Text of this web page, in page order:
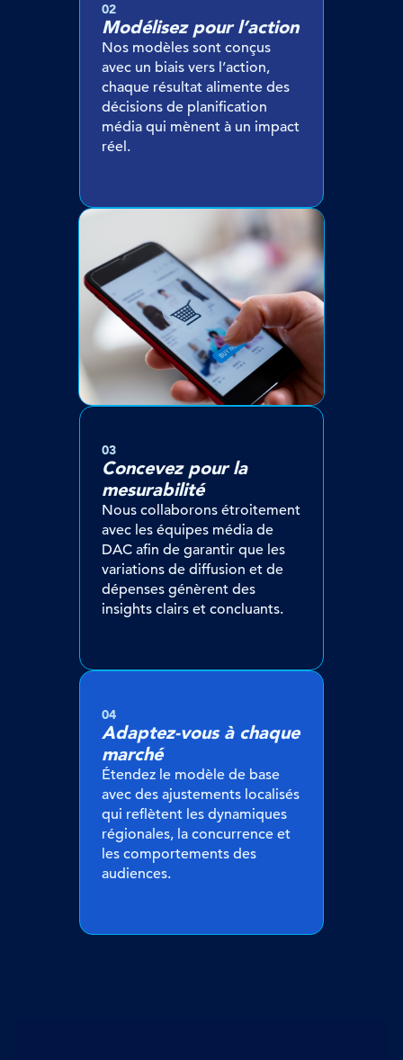
02
Modélisez pour l’action
Nos modèles sont conçus
avec un biais vers l’action,
chaque résultat alimente des
décisions de planification
média qui mènent à un impact
réel.
03
Concevez pour la
mesurabilité
Nous collaborons étroitement
avec les équipes média de
DAC afin de garantir que les
variations de diffusion et de
dépenses génèrent des
insights clairs et concluants.
04
Adaptez-vous à chaque
marché
Étendez le modèle de base
avec des ajustements localisés
qui reflètent les dynamiques
régionales, la concurrence et
les comportements des
audiences.